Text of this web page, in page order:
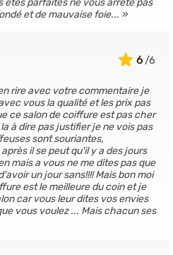
êtes parfaites ne vous arrêté pas
et de mauvaise foie...
6
rire avec votre commentaire je
vous la qualité et les prix pas
ce salon de coiffure est pas cher
à dire pas justifier je ne vois pas
sont souriantes,
il se peut qu'il y a des jours
mais a vous ne me dites pas que
un jour sans!!!! Mais bon moi
est le meilleure du coin et je
car vous leur dites vos envies
vous voulez ... Mais chacun ses